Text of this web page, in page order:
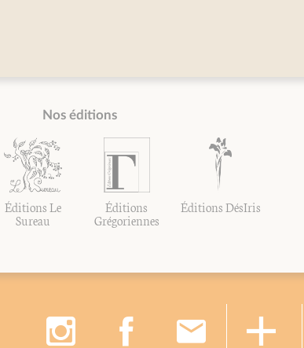
Nos éditions
Éditions Le
Sureau
Éditions
Grégoriennes
Éditions DésIris